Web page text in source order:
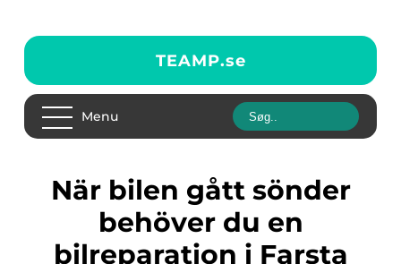
TEAMP.se
Menu
När bilen gått sönder
behöver du en
bilreparation i Farsta